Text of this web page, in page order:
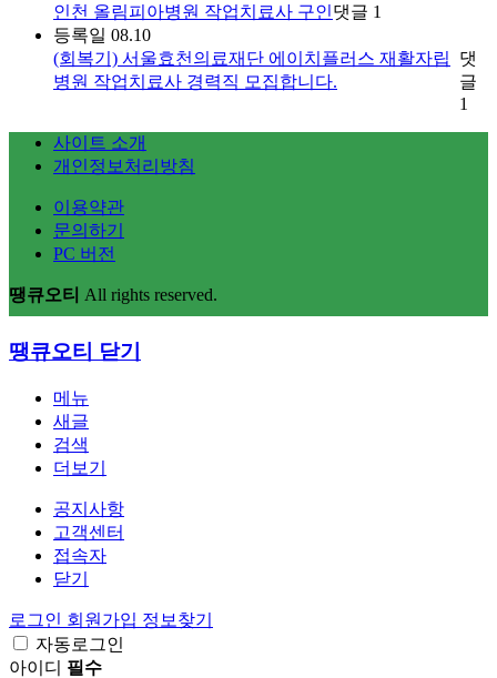
인천 올림피아병원 작업치료사 구인댓글 1
등록일 08.10
(회복기) 서울효천의료재단 에이치플러스 재활자립
병원 작업치료사 경력직 모집합니다.
댓
글
1
사이트 소개
개인정보처리방침
이용약관
문의하기
PC 버전
땡큐오티 All rights reserved.
땡큐오티 닫기
메뉴
새글
검색
더보기
공지사항
고객센터
접속자
닫기
로그인 회원가입 정보찾기
자동로그인
아이디 필수